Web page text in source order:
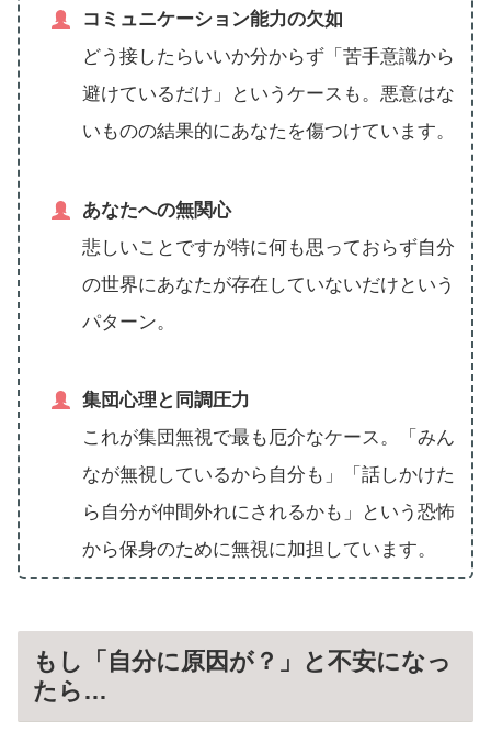
コミュニケーション能力の欠如
どう接したらいいか分からず「苦手意識から
避けているだけ」というケースも。悪意はな
いものの結果的にあなたを傷つけています。
あなたへの無関心
悲しいことですが特に何も思っておらず自分
の世界にあなたが存在していないだけという
パターン。
集団心理と同調圧力
これが集団無視で最も厄介なケース。「みん
なが無視しているから自分も」「話しかけた
ら自分が仲間外れにされるかも」という恐怖
から保身のために無視に加担しています。
もし「自分に原因が？」と不安になっ
たら…